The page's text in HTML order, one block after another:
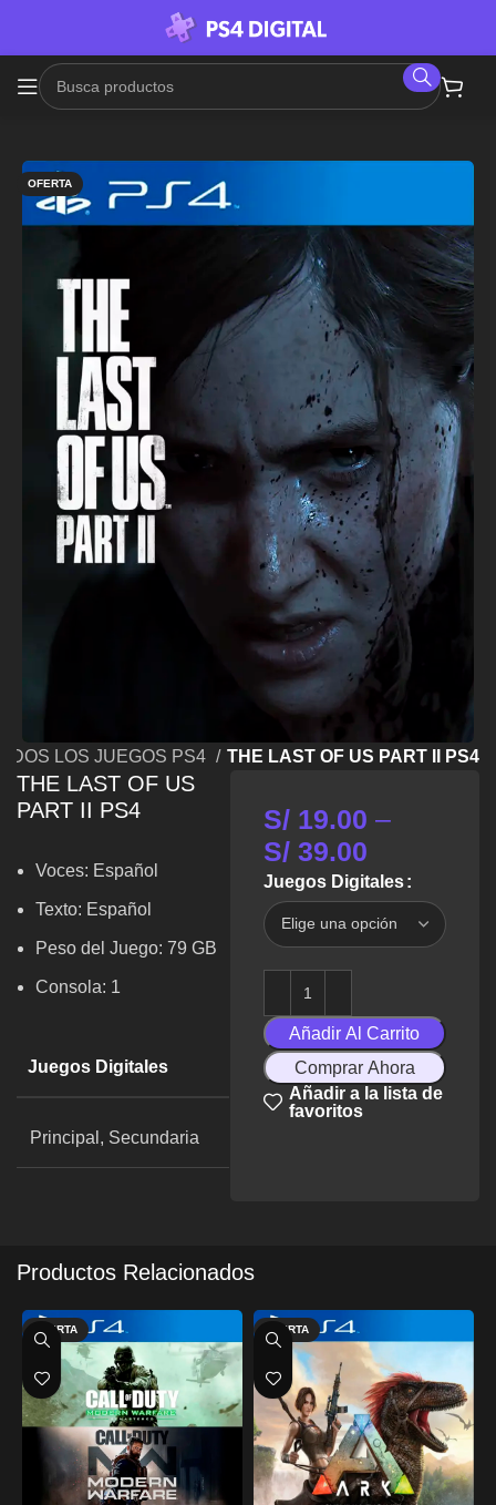
OFERTA
LOS JUEGOS PS4 THE LAST OF US PART II PS4
THE LAST OF US
PART II PS4
Voces: Español
Texto: Español
Peso del Juego: 79 GB
Consola: 1
Juegos Digitales
Principal, Secundaria
S/19.00 –
S/39.00
Juegos Digitales
Añadir Al Carrito
Comprar Ahora
Añadir a la lista de
favoritos
Productos Relacionados
OFERTA OFERTA